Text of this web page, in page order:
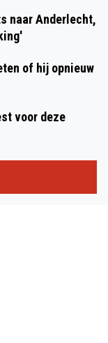
naar Anderlecht,
of hij opnieuw
voor deze